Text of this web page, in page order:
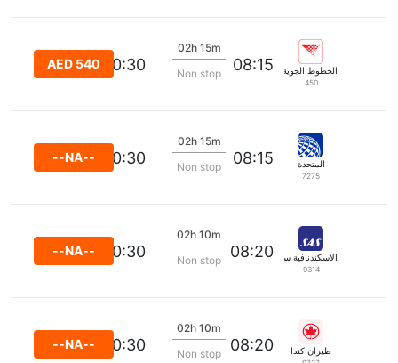
الخطوط الجوية الكرواتية
450
08:15
02h 15m
Non stop
10:30
AED 540
المتحدة
7275
08:15
02h 15m
Non stop
10:30
--NA--
الاسكندنافية ساس
9314
08:20
02h 10m
Non stop
10:30
--NA--
طيران كندا 08:20
02h 10m
Non stop
10:30
--NA--